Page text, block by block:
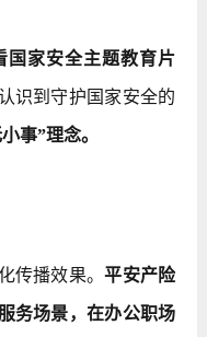
国家安全主题教育片
识到守护国家安全的
事”理念。
传播效果。平安产险
务场景，在办公职场